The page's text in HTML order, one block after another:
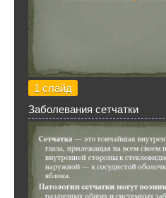
1 слайд
Заболевания сетчатки